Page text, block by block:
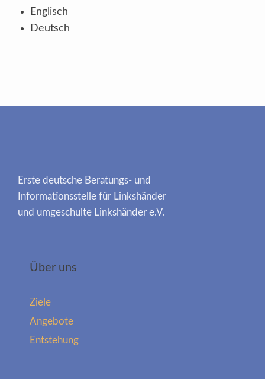
Englisch
Deutsch
Erste deutsche Beratungs- und
Informationsstelle für Linkshänder
und umgeschulte Linkshänder e.V.
Über uns
Ziele
Angebote
Entstehung